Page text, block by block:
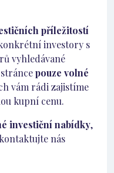
příležitostí
investory s
vyhledávané
pouze volné
vám rádi zajistíme
kupní cenu.
investiční nabídky,
nás